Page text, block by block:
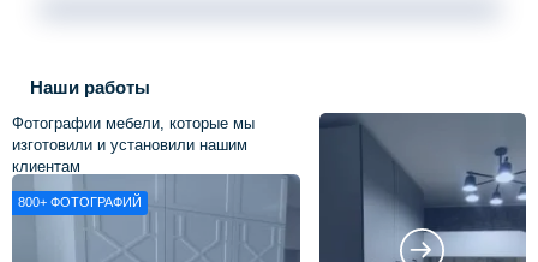
Наши работы
Фотографии мебели, которые мы
изготовили и установили нашим
клиентам
800+ ФОТОГРАФИЙ